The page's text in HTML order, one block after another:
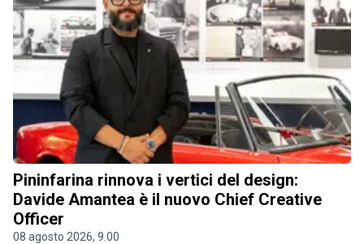
Pininfarina rinnova i vertici del design:
Davide Amantea è il nuovo Chief Creative
Officer
08 agosto 2026, 9.00